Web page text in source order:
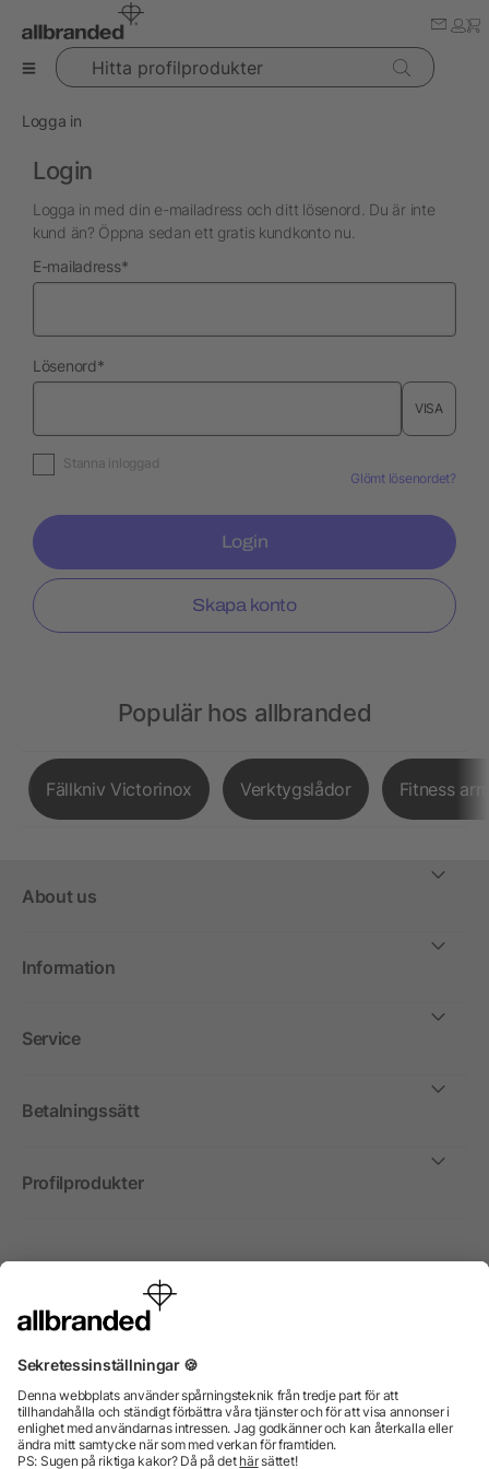
Hitta profilprodukter
Logga in
Login
Logga in med din e-mailadress och ditt lösenord. Du är inte
kund än? Öppna sedan ett gratis kundkonto nu.
E-mailadressnödvändig
*
Lösenordnödvändig
*
VISA
Stanna inloggad
Glömt lösenordet?
Login
Skapa konto
Populär hos allbranded
Fällkniv Victorinox Verktygslådor Fitness
About us
Information
Service
Betalningssätt
Profilprodukter
Internationellt